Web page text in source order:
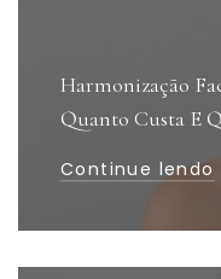
Harmonização
Quanto Custa E
Continue lendo